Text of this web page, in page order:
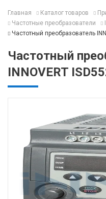
Главная Каталог товаров
Частотные преобразователи
Частотный преобразователь
Частотный
INNOVERT